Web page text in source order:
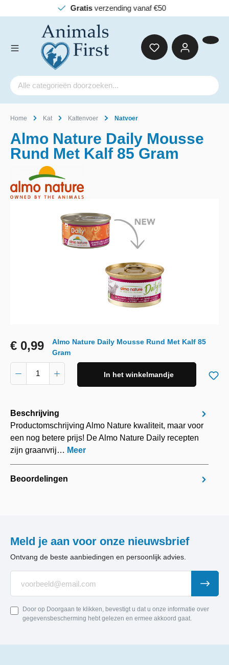
verzending vanaf €50
Home Kat Kattenvoer Natvoer
Almo Nature Daily Mousse
Rund Met Kalf 85 Gram
€ 0,99
Almo Nature Daily Mousse Rund Met Kalf 85
Gram
In het winkelmandje
Beschrijving
Productomschrijving Almo Nature kwaliteit, maar voor
een nog betere prijs! De Almo Nature Daily recepten
zijn graanvrij… Meer
Beoordelingen
Meld je aan voor onze nieuwsbrief
Ontvang de beste aanbiedingen en persoonlijk advies.
Door op Doorgaan te klikken, bevestigt u dat u onze informatie over
gegevensbescherming hebt gelezen en ermee akkoord gaat.